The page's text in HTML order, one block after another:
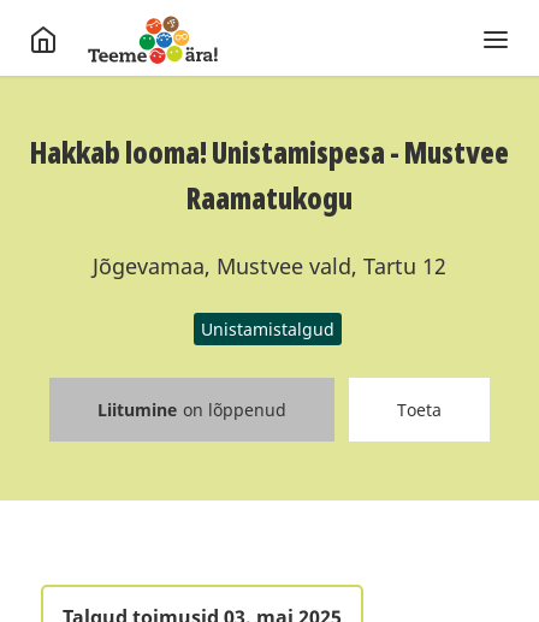
Hakkab looma! Unistamispesa - Mustvee
Raamatukogu
Jõgevamaa, Mustvee vald, Tartu 12
Unistamistalgud
Liitumine on lõppenud Toeta